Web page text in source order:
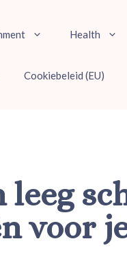
Health
Cookiebeleid (EU)
leeg
voor